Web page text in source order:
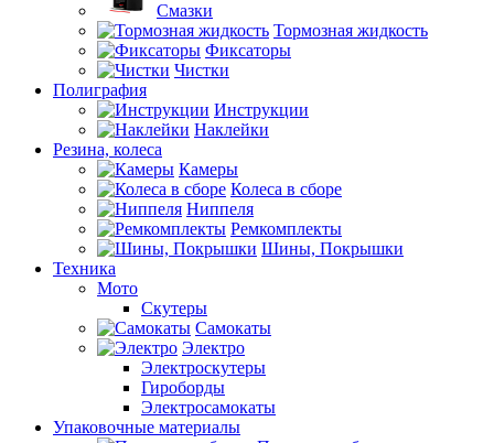
Смазки
Тормозная жидкость
Фиксаторы
Чистки
Полиграфия
Инструкции
Наклейки
Резина, колеса
Камеры
Колеса в сборе
Ниппеля
Ремкомплекты
Шины, Покрышки
Техника
Мото
Скутеры
Самокаты
Электро
Электроскутеры
Гироборды
Электросамокаты
Упаковочные материалы